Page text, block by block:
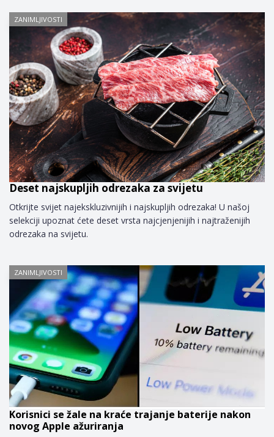
ZANIMLJIVOSTI
Deset najskupljih odrezaka za svijetu
Otkrijte svijet najekskluzivnijih i najskupljih odrezaka! U našoj
selekciji upoznat ćete deset vrsta najcjenjenijih i najtraženijih
odrezaka na svijetu.
ZANIMLJIVOSTI
Korisnici se žale na kraće trajanje baterije nakon
novog Apple ažuriranja